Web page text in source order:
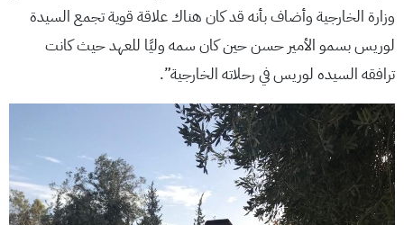
وزارة الخارجية وأضاف بأنه قد كان هناك علاقة قوية تجمع السيدة
لوريس بسمو الأمير حسن حين كان سمه وليًا للعهد حيث كانت
ترافقه السيده لوريس في رحلاته الخارجية”.